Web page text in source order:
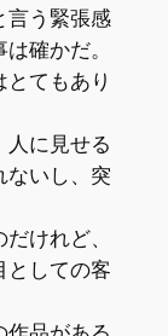
言う緊張感
確かだ。
てもあり
人に見せる
ないし、突
けれど、
としての客